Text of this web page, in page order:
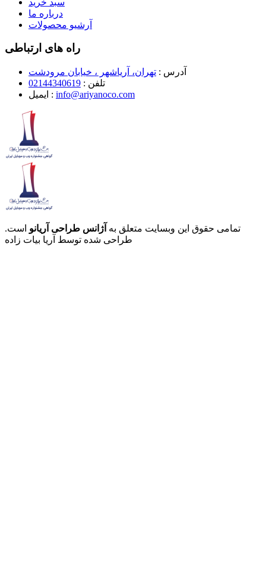
سبد خرید
درباره ما
آرشیو محصولات
راه های ارتباطی
آدرس : تهران، آریاشهر ، خیابان مرودشت
تلفن : 02144340619
ایمیل : info@ariyanoco.com
تمامی حقوق این وبسایت متعلق به آژانس طراحی آریانو است.
طراحی شده توسط آریا بیات زاده